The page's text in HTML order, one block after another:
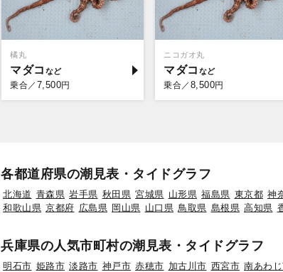
橘丸
マダコ
乗合／ 7,500円
ニコガオ丸
マダコ
乗合／ 8,500円
各都道府県の潮見表・タイドグラフ
北海道 青森県 岩手県 秋田県 宮城県 山形県 福島県 東京都 神
和歌山県 京都府 広島県 岡山県 山口県 鳥取県 島根県 高知県
兵庫県の人気市町村の潮見表・タイドグラフ
明石市 姫路市 淡路市 神戸市 赤穂市 加古川市 西宮市 南あわ